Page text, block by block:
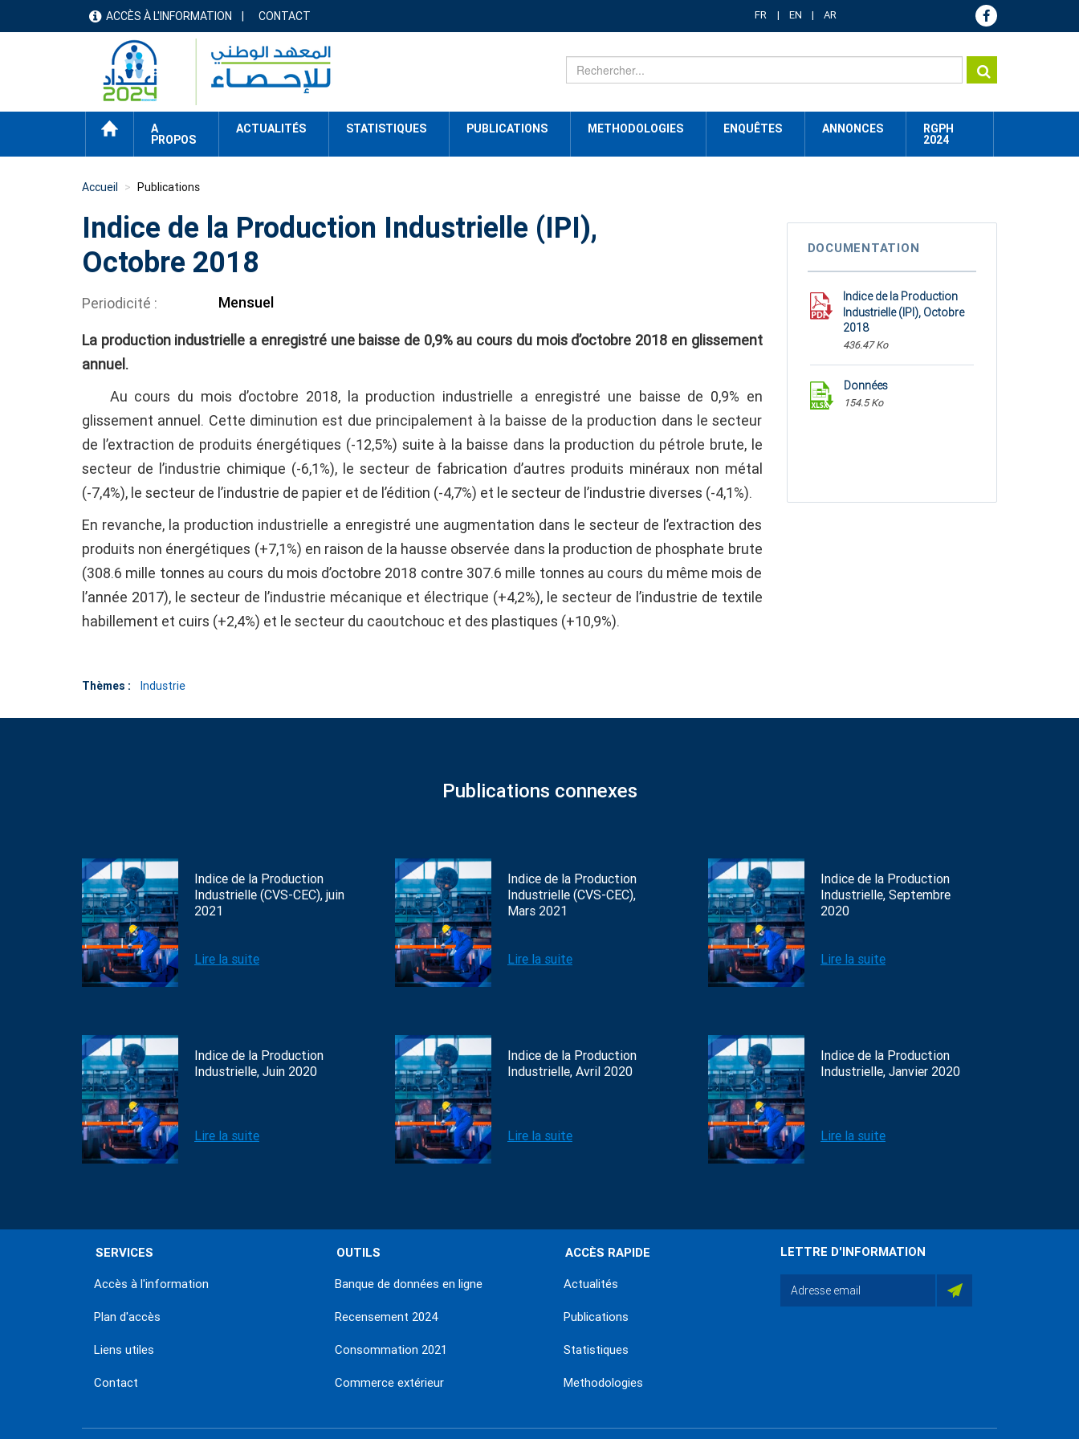
menu
header
ACCÈS À L'INFORMATION CONTACT FR EN AR
ACCUEIL
A
PROPOS
ACTUALITÉS STATISTIQUES PUBLICATIONS METHODOLOGIES ENQUÊTES ANNONCES
RGPH
2024
Accueil Publications
Indice de la Production Industrielle (IPI),
Octobre 2018
Periodicité Mensuel
La production industrielle a enregistré une baisse de 0,9% au cours du mois d’octobre 2018 en glissement
annuel .
Au cours du mois d’octobre 2018, la production industrielle a enregistré une baisse de 0,9% en
glissement annuel. Cette diminution est due principalement à la baisse de la production dans le secteur
de l’extraction de produits énergétiques (-12,5%) suite à la baisse dans la production du pétrole brute, le
secteur de l’industrie chimique (-6,1%), le secteur de fabrication d’autres produits minéraux non métal
(-7,4%), le secteur de l’industrie de papier et de l’édition (-4,7%) et le secteur de l’industrie diverses (-4,1%).
En revanche, la production industrielle a enregistré une augmentation dans le secteur de l’extraction des
produits non énergétiques (+7,1%) en raison de la hausse observée dans la production de phosphate brute
(308.6 mille tonnes au cours du mois d’octobre 2018 contre 307.6 mille tonnes au cours du même mois de
l’année 2017), le secteur de l’industrie mécanique et électrique (+4,2%), le secteur de l’industrie de textile
habillement et cuirs (+2,4%) et le secteur du caoutchouc et des plastiques (+10,9%).
Thèmes : Industrie
DOCUMENTATION
Indice de la Production
Industrielle (IPI), Octobre
2018
436.47 Ko
Données
154.5 Ko
Publications connexes
Indice de la Production
Industrielle (CVS-CEC), juin
2021
Lire la suite
Indice de la Production
Industrielle (CVS-CEC),
Mars 2021
Lire la suite
Indice de la Production
Industrielle, Septembre
2020
Lire la suite
Indice de la Production
Industrielle, Juin 2020
Lire la suite
Indice de la Production
Industrielle, Avril 2020
Lire la suite
Indice de la Production
Industrielle, Janvier 2020
Lire la suite
SERVICES
Accès à l'information
Plan d'accès
Liens utiles
Contact
OUTILS
Banque de données en ligne
Recensement 2024
Consommation 2021
Commerce extérieur
ACCÈS RAPIDE
Actualités
Publications
Statistiques
Methodologies
LETTRE D'INFORMATION